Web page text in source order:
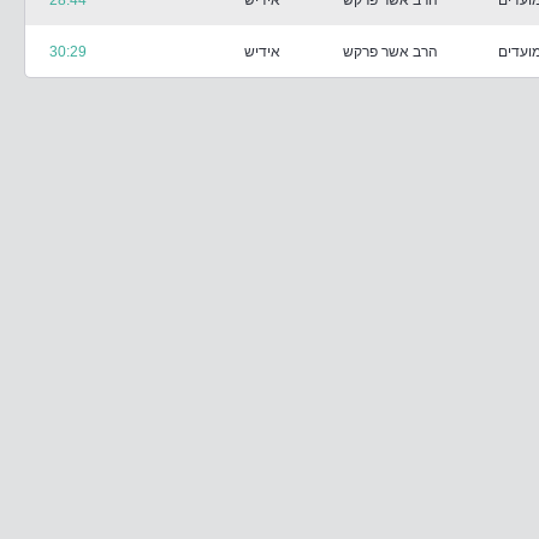
הרב אשר פרקש אידיש 30:29